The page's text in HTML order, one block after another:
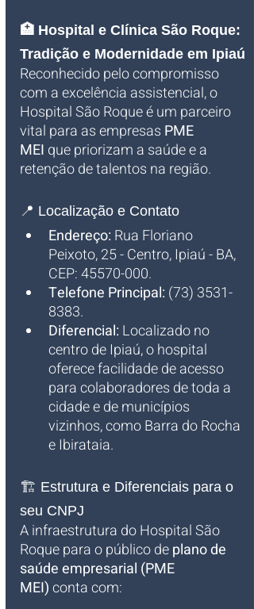
🏥 Hospital e Clínica São Roque:
Tradição e Modernidade em Ipiaú
Reconhecido pelo compromisso
com a excelência assistencial, o
Hospital São Roque é um parceiro
vital para as empresas PME
MEI que priorizam a saúde e a
retenção de talentos na região.
📍 Localização e Contato
Endereço: Rua Floriano
Peixoto, 25 - Centro, Ipiaú - BA,
CEP: 45570-000.
Telefone Principal: (73) 3531-
8383.
Diferencial: Localizado no
centro de Ipiaú, o hospital
oferece facilidade de acesso
para colaboradores de toda a
cidade e de municípios
vizinhos, como Barra do Rocha
e Ibirataia.
🏗️ Estrutura e Diferenciais para o
seu CNPJ
A infraestrutura do Hospital São
Roque para o público de plano de
saúde empresarial (PME
MEI) conta com: